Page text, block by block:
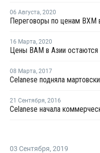
06 Августа, 2020
16 Марта, 2020
08 Марта, 2017
Celanese подняла
21 Сентября, 2016
03 Сентября, 2019